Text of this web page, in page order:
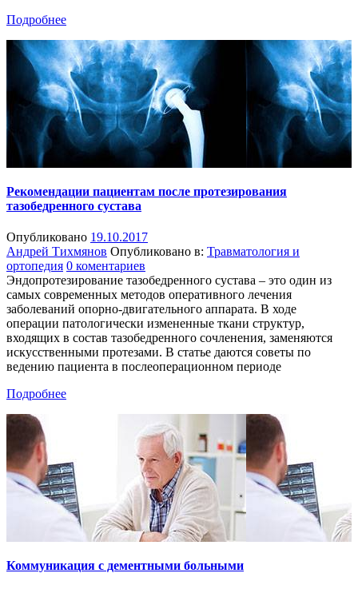
Подробнее
Рекомендации пациентам после протезирования
тазобедренного сустава
Опубликовано 19.10.2017
Андрей Тихмянов Опубликовано в: Травматология и
ортопедия 0 коментариев
Эндопротезирование тазобедренного сустава – это один из
самых современных методов оперативного лечения
заболеваний опорно-двигательного аппарата. В ходе
операции патологически измененные ткани структур,
входящих в состав тазобедренного сочленения, заменяются
искусственными протезами. В статье даются советы по
ведению пациента в послеоперационном периоде
Подробнее
Коммуникация с дементными больными